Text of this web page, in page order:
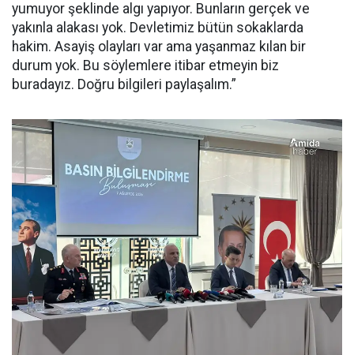
yumuyor şeklinde algı yapıyor. Bunların gerçek ve
yakınla alakası yok. Devletimiz bütün sokaklarda
hakim. Asayiş olayları var ama yaşanmaz kılan bir
durum yok. Bu söylemlere itibar etmeyin biz
buradayız. Doğru bilgileri paylaşalım.”